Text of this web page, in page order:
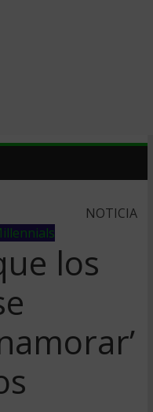
NOTICIA
los